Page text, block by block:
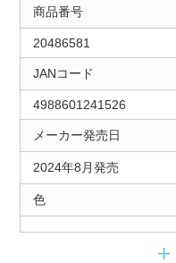
商品番号
20486581
JANコード
4988601241526
メーカー発売日
2024年8月発売
色